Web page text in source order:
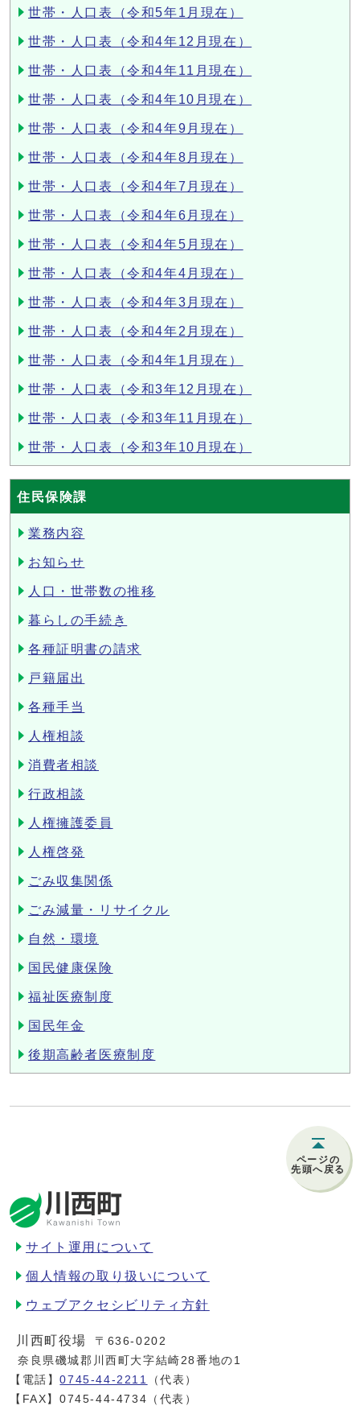
世帯・人口表（令和5年1月現在）
世帯・人口表（令和4年12月現在）
世帯・人口表（令和4年11月現在）
世帯・人口表（令和4年10月現在）
世帯・人口表（令和4年9月現在）
世帯・人口表（令和4年8月現在）
世帯・人口表（令和4年7月現在）
世帯・人口表（令和4年6月現在）
世帯・人口表（令和4年5月現在）
世帯・人口表（令和4年4月現在）
世帯・人口表（令和4年3月現在）
世帯・人口表（令和4年2月現在）
世帯・人口表（令和4年1月現在）
世帯・人口表（令和3年12月現在）
世帯・人口表（令和3年11月現在）
世帯・人口表（令和3年10月現在）
住民保険課
業務内容
お知らせ
人口・世帯数の推移
暮らしの手続き
各種証明書の請求
戸籍届出
各種手当
人権相談
消費者相談
行政相談
人権擁護委員
人権啓発
ごみ収集関係
ごみ減量・リサイクル
自然・環境
国民健康保険
福祉医療制度
国民年金
後期高齢者医療制度
ページの
先頭へ戻る
サイト運用について
個人情報の取り扱いについて
ウェブアクセシビリティ方針
川西町役場
〒636-0202
奈良県磯城郡川西町大字結崎28番地の1
【電話】0745-44-2211
（代表）
【FAX】0745-44-4734（代表）